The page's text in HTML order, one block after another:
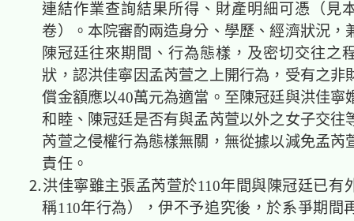
連結作業查詢結果所得、財產明細可憑（見
卷）。本院審酌兩造身分、學歷、經濟狀況，
陳冠廷往來期間、行為態樣，及密切交往之
狀，認洪佳寧因孟芮萱之上開行為，受有之非
償金額應以40萬元為適當。至陳冠廷與洪佳寧
和睦、陳冠廷是否有與孟芮萱以外之女子交往
芮萱之侵權行為態樣無關，無從據以減免孟芮
責任。
⒉洪佳寧雖主張孟芮萱於110年間與陳冠廷已有
稱110年行為），伊不予追究後，於系爭期間